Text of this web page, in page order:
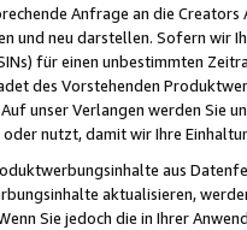
Anfrage an die
und neu darstellen. Sofern wir
für einen unbestimmten
des Vorstehenden
unser Verlangen werden Sie
nutzt, damit wir Ihre
aus
aktualisieren,
Sie jedoch die in Ihrer